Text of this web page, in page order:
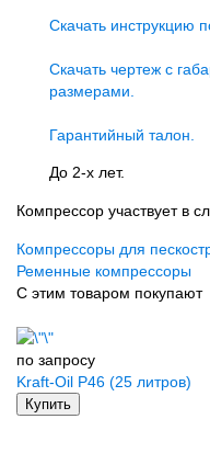
Скачать инструкцию
Скачать чертеж c
размерами.
Гарантийный талон.
До 2-х лет.
Компрессор участвует в
Компрессоры для
Ременные компрессоры
С этим товаром покупают
по запросу
Kraft-Oil P46 (25 литров)
Купить